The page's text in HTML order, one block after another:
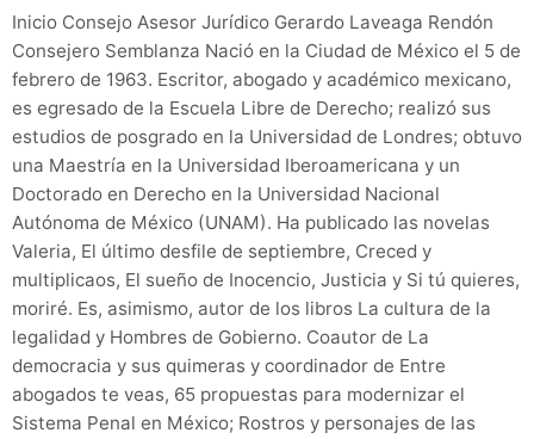
Inicio Consejo Asesor Jurídico Gerardo Laveaga Rendón
Consejero Semblanza Nació en la Ciudad de México el 5 de
febrero de 1963. Escritor, abogado y académico mexicano,
es egresado de la Escuela Libre de Derecho; realizó sus
estudios de posgrado en la Universidad de Londres; obtuvo
una Maestría en la Universidad Iberoamericana y un
Doctorado en Derecho en la Universidad Nacional
Autónoma de México (UNAM). Ha publicado las novelas
Valeria, El último desfile de septiembre, Creced y
multiplicaos, El sueño de Inocencio, Justicia y Si tú quieres,
moriré. Es, asimismo, autor de los libros La cultura de la
legalidad y Hombres de Gobierno. Coautor de La
democracia y sus quimeras y coordinador de Entre
abogados te veas, 65 propuestas para modernizar el
Sistema Penal en México; Rostros y personajes de las